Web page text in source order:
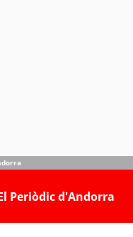
Periòdic d'Andorra